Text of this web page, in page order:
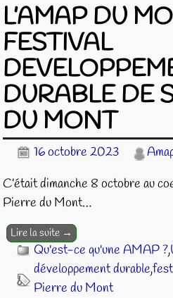
L’AMAP DU
FESTIVAL
DURABLE DE
DU MONT
16 octobre 2023
C’était dimanche 8 octobre au
Pierre du Mont…
Lire la suite →
Qu'est-ce qu'une AMAP ?,
développement durable,
Pierre du Mont